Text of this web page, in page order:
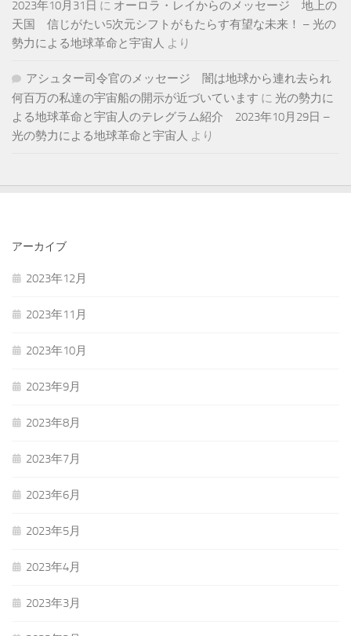
2023年10月31日 に オーロラ・レイからのメッセージ 地上の
天国 信じがたい5次元シフトがもたらす有望な未来！ – 光の
勢力による地球革命と宇宙人 より
アシュター司令官のメッセージ 闇は地球から連れ去られ
何百万の私達の宇宙船の開示が近づいています に 光の勢力に
よる地球革命と宇宙人のテレグラム紹介 2023年10月29日 –
光の勢力による地球革命と宇宙人 より
アーカイブ
2023年12月
2023年11月
2023年10月
2023年9月
2023年8月
2023年7月
2023年6月
2023年5月
2023年4月
2023年3月